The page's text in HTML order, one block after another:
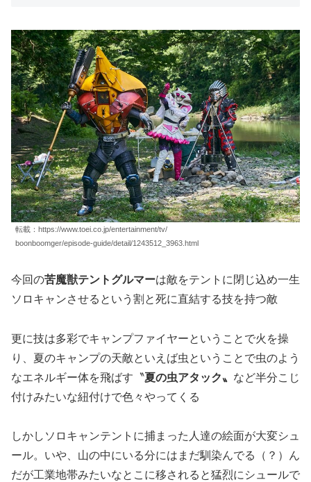
転載：https://www.toei.co.jp/entertainment/tv/
boonboomger/episode-guide/detail/1243512_3963.html
今回の苦魔獣テントグルマーは敵をテントに閉じ込め一生
ソロキャンさせるという割と死に直結する技を持つ敵
更に技は多彩でキャンプファイヤーということで火を操
り、夏のキャンプの天敵といえば虫ということで虫のよう
なエネルギー体を飛ばす〝夏の虫アタック〟 など半分こじ
付けみたいな紐付けで色々やってくる
しかしソロキャンテントに捕まった人達の絵面が大変シュ
ール。いや、山の中にいる分にはまだ馴染んでる（？）ん
だが工業地帯みたいなとこに移されると猛烈にシュールで